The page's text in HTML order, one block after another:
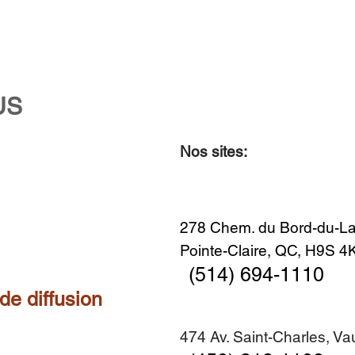
Aperçu rapide
Premier Hiver
Aperçu rapide
Centre-ville no. 18
Aperçu rapide
Sans titre
Aperçu rapide
Diner en famille no. 2
Nos sites:
278 Chem. du Bord-du-
Pointe-Claire, QC, H9S
diffusion
(514) 694-1110
474 Av. Saint-Charles,